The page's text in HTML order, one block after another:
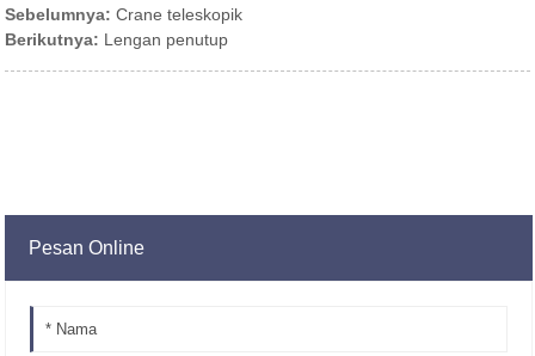
Sebelumnya: Crane teleskopik
Berikutnya: Lengan penutup
Pesan Online